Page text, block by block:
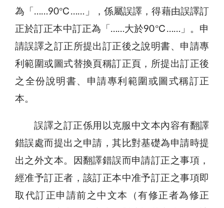
為「……90℃……」，係屬誤譯，得藉由誤譯訂
正於訂正本中訂正為「……大於90℃……」。申
請誤譯之訂正所提出訂正後之說明書、申請專
利範圍或圖式替換頁稱訂正頁，所提出訂正後
之全份說明書、申請專利範圍或圖式稱訂正
本。
誤譯之訂正係用以克服中文本內容有翻譯
錯誤處而提出之申請，其比對基礎為申請時提
出之外文本。因翻譯錯誤而申請訂正之事項，
經准予訂正者，該訂正本中准予訂正之事項即
取代訂正申請前之中文本（有修正者為修正